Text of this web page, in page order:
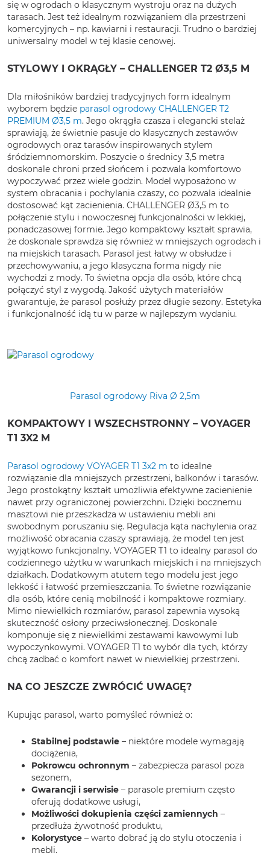
się w ogrodach o klasycznym wystroju oraz na dużych
tarasach. Jest też idealnym rozwiązaniem dla przestrzeni
komercyjnych – np. kawiarni i restauracji. Trudno o bardziej
uniwersalny model w tej klasie cenowej.
STYLOWY I OKRĄGŁY – CHALLENGER T2 Ø3,5 M
Dla miłośników bardziej tradycyjnych form idealnym
wyborem będzie parasol ogrodowy CHALLENGER T2
PREMIUM Ø3,5 m. Jego okrągła czasza i elegancki stelaż
sprawiają, że świetnie pasuje do klasycznych zestawów
ogrodowych oraz tarasów inspirowanych stylem
śródziemnomorskim. Poszycie o średnicy 3,5 metra
doskonale chroni przed słońcem i pozwala komfortowo
wypoczywać przez wiele godzin. Model wyposażono w
system obracania i pochylania czaszy, co pozwala idealnie
dostosować kąt zacienienia. CHALLENGER Ø3,5 m to
połączenie stylu i nowoczesnej funkcjonalności w lekkiej,
ponadczasowej formie. Jego kompaktowy kształt sprawia,
że doskonale sprawdza się również w mniejszych ogrodach i
na miejskich tarasach. Parasol jest łatwy w obsłudze i
przechowywaniu, a jego klasyczna forma nigdy nie
wychodzi z mody. To świetna opcja dla osób, które chcą
połączyć styl z wygodą. Jakość użytych materiałów
gwarantuje, że parasol posłuży przez długie sezony. Estetyka
i funkcjonalność idą tu w parze w najlepszym wydaniu.
Parasol ogrodowy ​​​​​​Riva Ø 2,5m
KOMPAKTOWY I WSZECHSTRONNY – VOYAGER
T1 3X2 M
Parasol ogrodowy VOYAGER T1 3x2 m to idealne
rozwiązanie dla mniejszych przestrzeni, balkonów i tarasów.
Jego prostokątny kształt umożliwia efektywne zacienienie
nawet przy ograniczonej powierzchni. Dzięki bocznemu
masztowi nie przeszkadza w ustawieniu mebli ani
swobodnym poruszaniu się. Regulacja kąta nachylenia oraz
możliwość obracania czaszy sprawiają, że model ten jest
wyjątkowo funkcjonalny. VOYAGER T1 to idealny parasol do
codziennego użytku w warunkach miejskich i na mniejszych
działkach. Dodatkowym atutem tego modelu jest jego
lekkość i łatwość przemieszczania. To świetne rozwiązanie
dla osób, które cenią mobilność i kompaktowe rozmiary.
Mimo niewielkich rozmiarów, parasol zapewnia wysoką
skuteczność osłony przeciwsłonecznej. Doskonale
komponuje się z niewielkimi zestawami kawowymi lub
wypoczynkowymi. VOYAGER T1 to wybór dla tych, którzy
chcą zadbać o komfort nawet w niewielkiej przestrzeni.
NA CO JESZCZE ZWRÓCIĆ UWAGĘ?
Kupując parasol, warto pomyśleć również o:
Stabilnej podstawie – niektóre modele wymagają
dociążenia,
Pokrowcu ochronnym – zabezpiecza parasol poza
sezonem,
Gwarancji i serwisie – parasole premium często
oferują dodatkowe usługi,
Możliwości dokupienia części zamiennych –
przedłuża żywotność produktu,
Kolorystyce – warto dobrać ją do stylu otoczenia i
mebli.